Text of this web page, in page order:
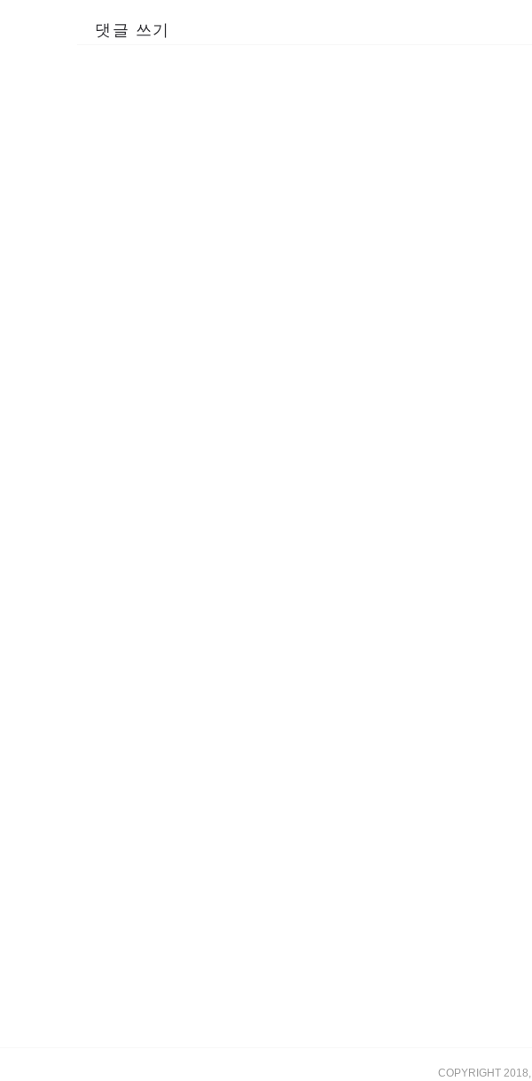
댓글 쓰기
COPYRIGHT 2018,